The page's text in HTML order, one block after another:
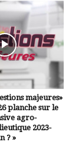
majeures»
planche sur le
agro-
2023-
? »